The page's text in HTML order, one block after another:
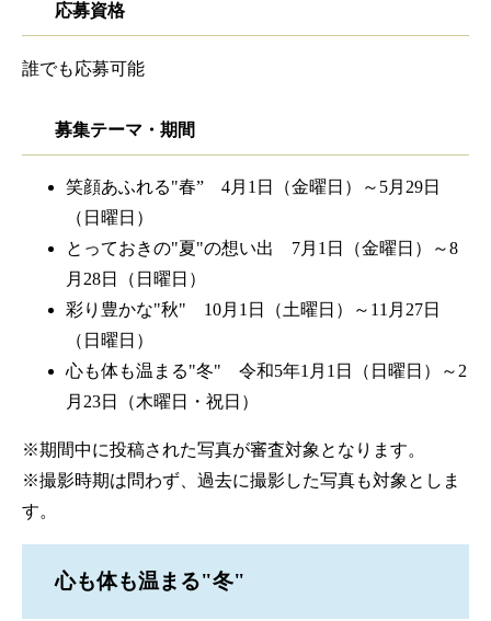
応募資格
誰でも応募可能
募集テーマ・期間
笑顔あふれる"春” 4月1日（金曜日）～5月29日
（日曜日）
とっておきの"夏"の想い出 7月1日（金曜日）～8
月28日（日曜日）
彩り豊かな"秋" 10月1日（土曜日）～11月27日
（日曜日）
心も体も温まる"冬" 令和5年1月1日（日曜日）～2
月23日（木曜日・祝日）
※期間中に投稿された写真が審査対象となります。
※撮影時期は問わず、過去に撮影した写真も対象としま
す。
心も体も温まる"冬"